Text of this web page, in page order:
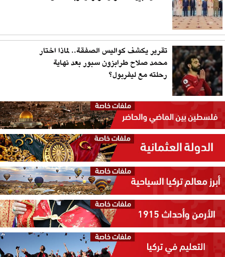
تقرير يكشف كواليس الصفقة.. لماذا اختار
محمد صلاح طرابزون سبور بعد نهاية
رحلته مع ليفربول؟